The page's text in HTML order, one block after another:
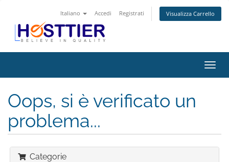
Italiano Accedi Registrati Visualizza Carrello
Attiva
Oops, si è verificato un
problema...
Categorie